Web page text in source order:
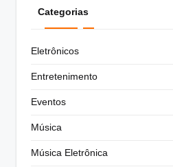
Categorias
Eletrônicos
Entretenimento
Eventos
Música
Música Eletrônica